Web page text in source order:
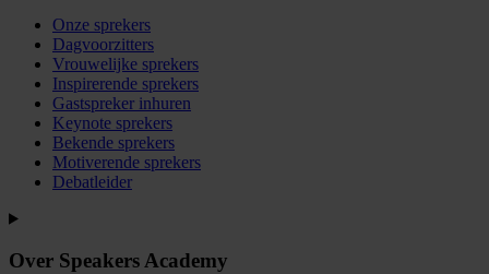
Onze sprekers
Dagvoorzitters
Vrouwelijke sprekers
Inspirerende sprekers
Gastspreker inhuren
Keynote sprekers
Bekende sprekers
Motiverende sprekers
Debatleider
Over Speakers Academy